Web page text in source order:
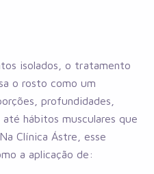
isolados, o tratamento
o rosto como um
profundidades,
hábitos musculares que
Clínica Ástre, esse
a aplicação de: